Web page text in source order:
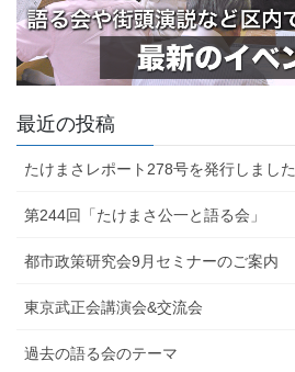
最近の投稿
たけまさレポート278号を発行しました
第244回「たけまさ公一と語る会」
都市政策研究会9月セミナーのご案内
東京武正会講演会&交流会
過去の語る会のテーマ